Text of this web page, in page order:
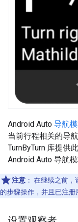
Android Auto 导航
当前行程相关的导
TurnByTurn 库提供
Android Auto 导航模
注意 ： 在继续之前，
的步骤操作，并且已注册